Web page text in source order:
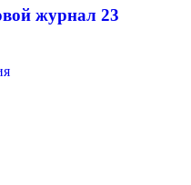
журнал 23